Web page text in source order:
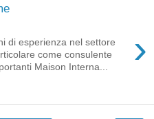
›
di esperienza nel settore
come consulente
Maison Interna...